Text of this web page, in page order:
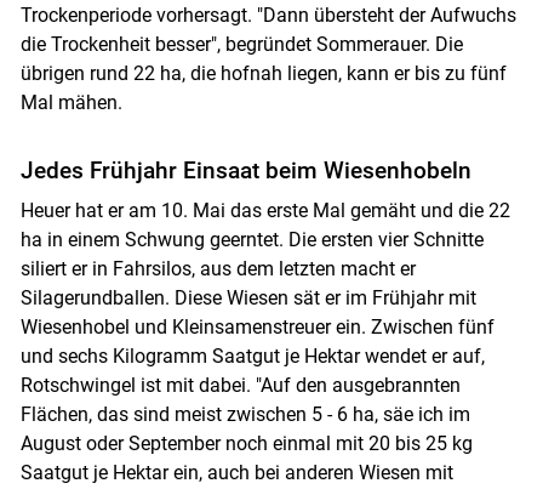
Skip to main content
Trockenperiode vorhersagt. "Dann übersteht der Aufwuchs
die Trockenheit besser", begründet Sommerauer. Die
übrigen rund 22 ha, die hofnah liegen, kann er bis zu fünf
Mal mähen.
Jedes Frühjahr Einsaat beim Wiesenhobeln
Heuer hat er am 10. Mai das erste Mal gemäht und die 22
ha in einem Schwung geerntet. Die ersten vier Schnitte
siliert er in Fahrsilos, aus dem letzten macht er
Silagerundballen. Diese Wiesen sät er im Frühjahr mit
Wiesenhobel und Kleinsamenstreuer ein. Zwischen fünf
und sechs Kilogramm Saatgut je Hektar wendet er auf,
Rotschwingel ist mit dabei. "Auf den ausgebrannten
Flächen, das sind meist zwischen 5 - 6 ha, säe ich im
August oder September noch einmal mit 20 bis 25 kg
Saatgut je Hektar ein, auch bei anderen Wiesen mit